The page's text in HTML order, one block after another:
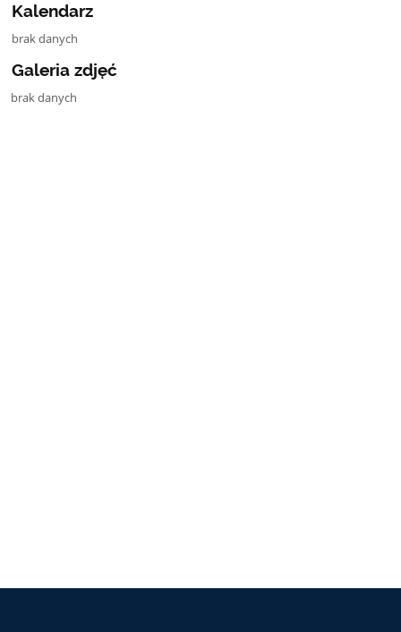
Kalendarz
brak danych
Galeria zdjęć
brak danych